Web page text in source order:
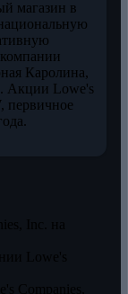
магазин в
Каролина,
Акции Lowe's
первичное